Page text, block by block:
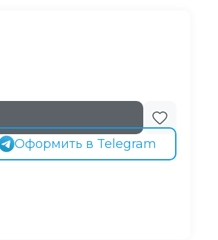
Оформить в Telegram